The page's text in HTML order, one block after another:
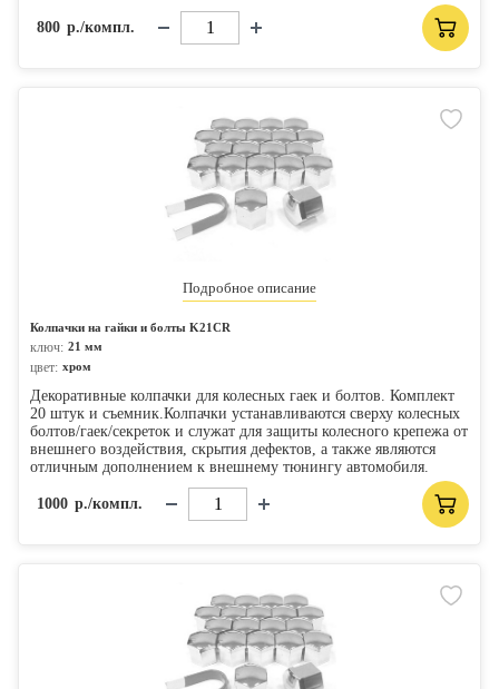
800 р./компл.
Подробное описание
Колпачки на гайки и болты K21CR
ключ: 21 мм
цвет: хром
Декоративные колпачки для колесных гаек и болтов. Комплект
20 штук и съемник.Колпачки устанавливаются сверху колесных
болтов/гаек/секреток и служат для защиты колесного крепежа от
внешнего воздействия, скрытия дефектов, а также являются
отличным дополнением к внешнему тюнингу автомобиля.
1000 р./компл.